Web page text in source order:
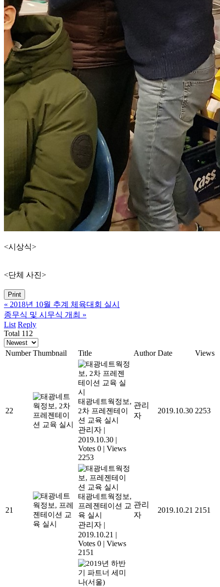
<시상식>
<단체 사진>
Print
« 2018년 10월 추계 체육대회 실시
종무식 및 시무식 개최 »
List Reply
Total 112
Number Thumbnail Title Author Date Views
22
태광네트웍정보,
2차 프레젠테이
션 교육 실시
관리자 |
2019.10.30 |
Votes 0 | Views
2253
관리
자
2019.10.30 2253
21
태광네트웍정보,
프레젠테이션 교
육 실시
관리자 |
2019.10.21 |
Votes 0 | Views
2151
관리
자
2019.10.21 2151